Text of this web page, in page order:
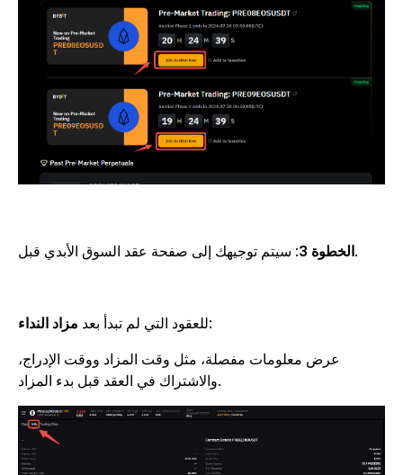
الخطوة 3
للعقود التي لم تبدأ بعد مزاد النداء
عرض معلومات مفصلة، مثل وقت المزاد ووقت الإدراج،